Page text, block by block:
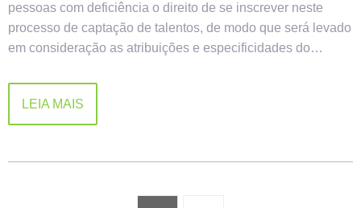
pessoas com deficiência o direito de se inscrever neste
processo de captação de talentos, de modo que será levado
em consideração as atribuições e especificidades do…
LEIA MAIS